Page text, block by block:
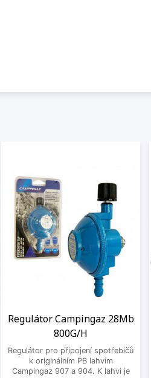
Regulátor Campingaz 28Mb
800G/H
Regulátor pro připojení spotřebičů
k originálním PB lahvím
Campingaz 907 a 904. K lahvi je